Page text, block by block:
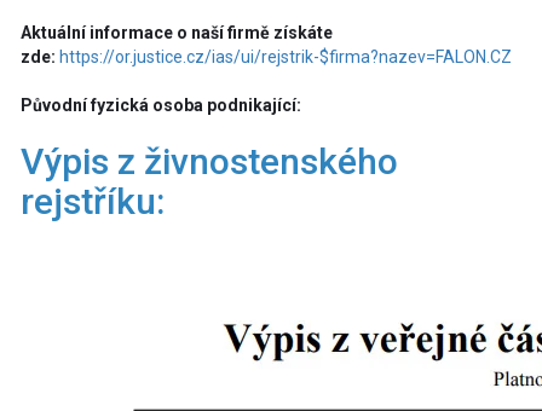
Aktuální informace o naší firmě získáte
zde: https://or.justice.cz/ias/ui/rejstrik-$firma?nazev=FALON.CZ
Původní fyzická osoba podnikající:
Výpis z živnostenského
rejstříku: